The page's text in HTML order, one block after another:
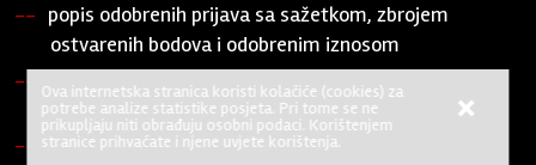
popis odobrenih prijava sa sažetkom, zbrojem
ostvarenih bodova i odobrenim iznosom
popis odbijenih prijava sa sažetkom i zbrojem
ostvarenih bodova
popis prijava odbijenih zbog nezadovoljavanja
×
Ova internetska stranica koristi kolačiće (cookies) za
potrebe analize statistike posjeta. Pri tome se ne
prikupljaju niti obrađuju osobni podaci. Korištenjem
stranice prihvaćate i njene uvjete korištenja.